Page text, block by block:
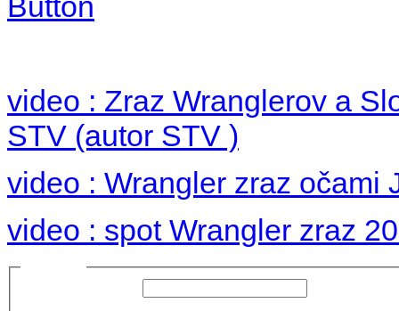
video : Zraz Wranglerov a
STV (autor STV )
video : Wrangler zraz očami
video : spot Wrangler zraz